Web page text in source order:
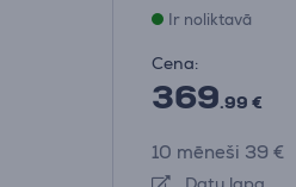
Ir noliktavā
Cena:
369.99 €
10 mēneši 39 €